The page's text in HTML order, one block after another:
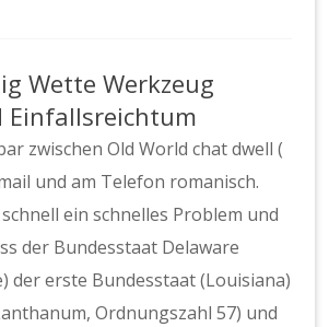
Wette Werkzeug
Einfallsreichtum
zwischen Old World chat dwell (
und am Telefon romanisch.
ein schnelles Problem und
der Bundesstaat Delaware
der erste Bundesstaat (Louisiana)
Ordnungszahl 57) und